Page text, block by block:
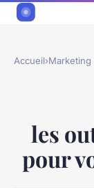
Accueil›Marketing
les
pour